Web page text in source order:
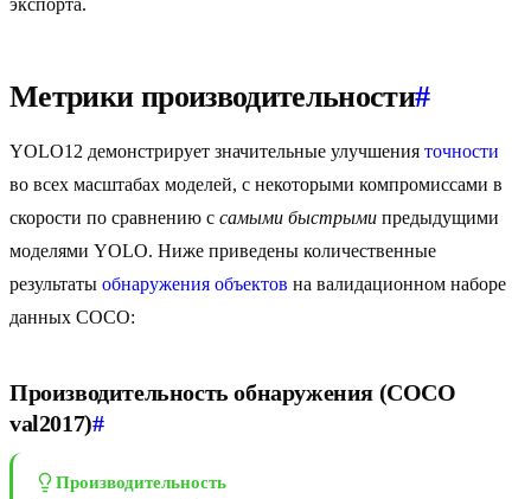
Метрики производительности#
YOLO12 демонстрирует значительные улучшения точности
во всех масштабах моделей, с некоторыми компромиссами в
скорости по сравнению с самыми быстрыми предыдущими
моделями YOLO. Ниже приведены количественные
результаты обнаружения объектов на валидационном наборе
данных COCO:
Производительность обнаружения (COCO
val2017)#
Производительность